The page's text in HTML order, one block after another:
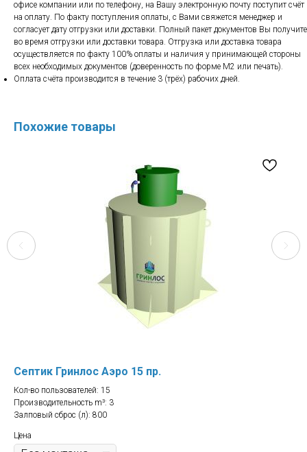
офисе компании или по телефону, на Вашу электронную почту поступит счёт
на оплату. По факту поступления оплаты, с Вами свяжется менеджер и
согласует дату отгрузки или доставки. Полный пакет документов Вы получите
во время отгрузки или доставки товара. Отгрузка или доставка товара
осуществляется по факту 100% оплаты и наличия у принимающей стороны
всех необходимых документов (доверенность по форме М2 или печать).
Оплата счёта производится в течение 3 (трёх) рабочих дней.
Похожие товары
Септик Гринлос Аэро 15 пр.
Кол-во пользователей: 15
Производительность m³: 3
Залповый сброс (л): 800
Цена